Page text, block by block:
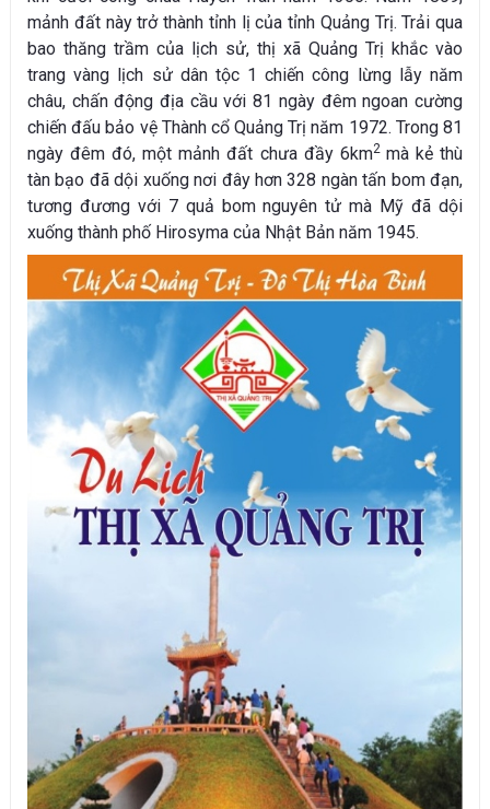
mảnh đất này trở thành tỉnh lị của tỉnh Quảng Trị. Trải qua
bao thăng trầm của lịch sử, thị xã Quảng Trị khắc vào
trang vàng lịch sử dân tộc 1 chiến công lừng lẫy năm
châu, chấn động địa cầu với 81 ngày đêm ngoan cường
chiến đấu bảo vệ Thành cổ Quảng Trị năm 1972. Trong 81
ngày đêm đó, một mảnh đất chưa đầy 6km2 mà kẻ thù
tàn bạo đã dội xuống nơi đây hơn 328 ngàn tấn bom đạn,
tương đương với 7 quả bom nguyên tử mà Mỹ đã dội
xuống thành phố Hirosyma của Nhật Bản năm 1945.